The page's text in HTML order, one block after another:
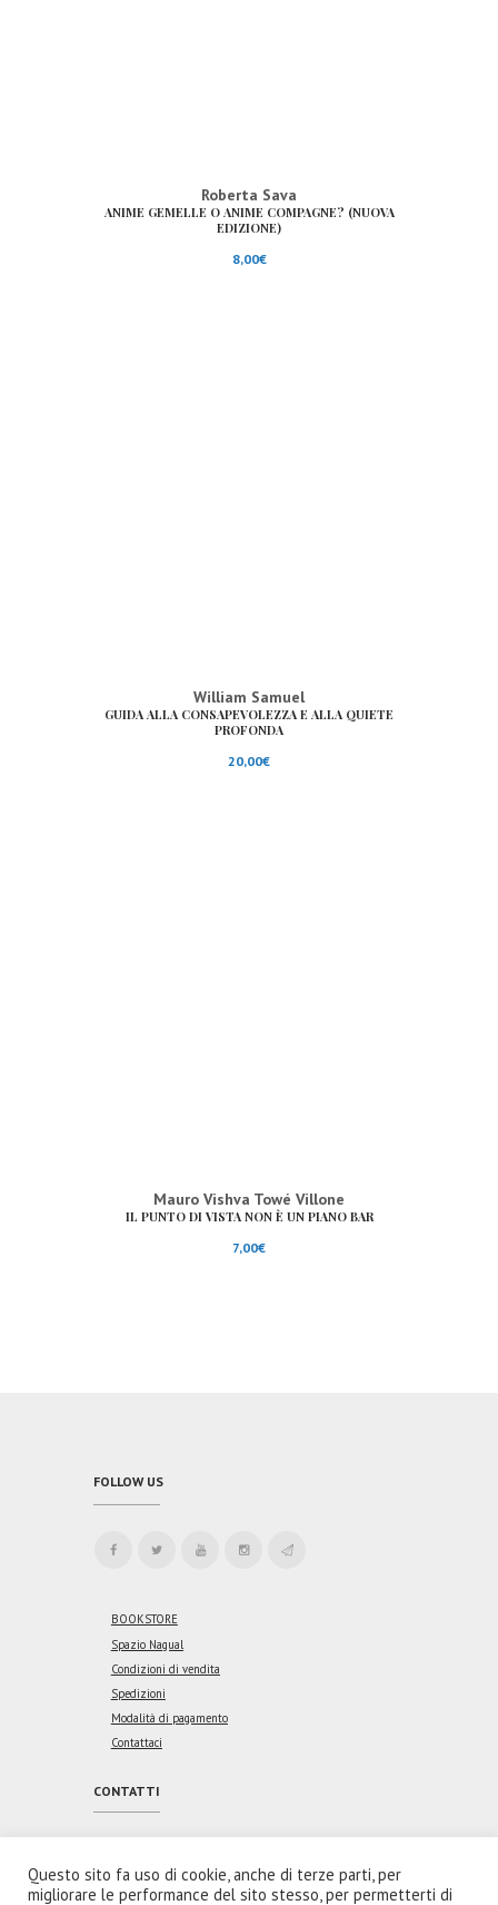
Roberta Sava
ANIME GEMELLE O ANIME COMPAGNE? (NUOVA
EDIZIONE)
8,00€
William Samuel
GUIDA ALLA CONSAPEVOLEZZA E ALLA QUIETE
PROFONDA
20,00€
Mauro Vishva Towé Villone
IL PUNTO DI VISTA NON È UN PIANO BAR
7,00€
FOLLOW US
BOOKSTORE
Spazio Nagual
Condizioni di vendita
Spedizioni
Modalità di pagamento
Contattaci
CONTATTI
00176 Roma
Questo sito fa uso di cookie, anche di terze parti, per
migliorare le performance del sito stesso, per permetterti di